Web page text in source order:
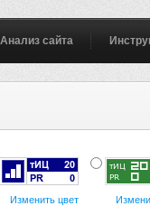
Анализ сайта
Изменить цвет